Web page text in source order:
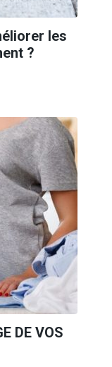
les
?
DE VOS